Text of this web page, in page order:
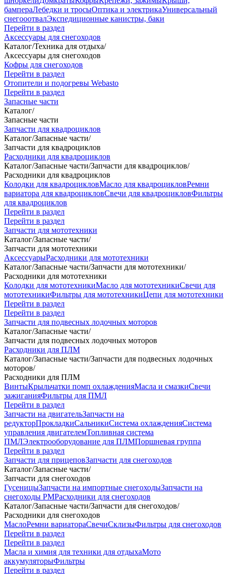
бампераЛебедки и тросыОптика и электрикаУниверсальный
снегооотвалЭкспедиционные канистры, баки
Перейти в раздел
Аксессуары для снегоходов
Каталог/Техника для отдыха/
Аксессуары для снегоходов
Кофры для снегоходов
Перейти в раздел
Отопители и подогревы Webasto
Перейти в раздел
Запасные части
Каталог/
Запасные части
Запчасти для квадроциклов
Каталог/Запасные части/
Запчасти для квадроциклов
Расходники для квадроциклов
Каталог/Запасные части/Запчасти для квадроциклов/
Расходники для квадроциклов
Колодки для квадроцикловМасло для квадроцикловРемни
вариатора для квадроцикловСвечи для квадроцикловФильтры
для квадроциклов
Перейти в раздел
Перейти в раздел
Запчасти для мототехники
Каталог/Запасные части/
Запчасти для мототехники
АксессуарыРасходники для мототехники
Каталог/Запасные части/Запчасти для мототехники/
Расходники для мототехники
Колодки для мототехникиМасло для мототехникиСвечи для
мототехникиФильтры для мототехникиЦепи для мототехники
Перейти в раздел
Перейти в раздел
Запчасти для подвесных лодочных моторов
Каталог/Запасные части/
Запчасти для подвесных лодочных моторов
Расходники для ПЛМ
Каталог/Запасные части/Запчасти для подвесных лодочных
моторов/
Расходники для ПЛМ
ВинтыКрыльчатки помп охлажденияМасла и смазкиСвечи
зажиганияФильтры для ПМЛ
Перейти в раздел
Запчасти на двигательЗапчасти на
редукторПрокладкиСальникиСистема охлажденияСистема
управления двигателемТопливная система
ПМЛЭлектрооборудование для ПЛМПоршневая группа
Перейти в раздел
Запчасти для прицеповЗапчасти для снегоходов
Каталог/Запасные части/
Запчасти для снегоходов
ГусеницыЗапчасти на импортные снегоходыЗапчасти на
снегоходы РМРасходники для снегоходов
Каталог/Запасные части/Запчасти для снегоходов/
Расходники для снегоходов
МаслоРемни вариатораСвечиСклизыФильтры для снегоходов
Перейти в раздел
Перейти в раздел
Масла и химия для техники для отдыхаМото
аккумуляторыФильтры
Перейти в раздел